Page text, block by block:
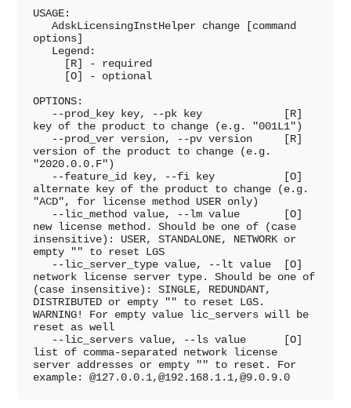
USAGE:
   AdskLicensingInstHelper change [command
options]
OPTIONS:
key of the product to change (e.g. "001L1")
version of the product to change (e.g.
"2020.0.0.F")
alternate key of the product to change (e.g.
"ACD", for license method USER only)
new license method. Should be one of (case
insensitive): USER, STANDALONE, NETWORK or
empty "" to reset LGS
network license server type. Should be one of
(case insensitive): SINGLE, REDUNDANT,
DISTRIBUTED or empty "" to reset LGS.
WARNING! For empty value lic_servers will be
reset as well
list of comma-separated network license
server addresses or empty "" to reset. For
example: @127.0.0.1,@192.168.1.1,@9.0.9.0